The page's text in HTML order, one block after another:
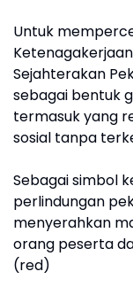
Untuk
Sejahterakan
sebagai bentuk
termasuk yang
sosial tanpa
Sebagai simbol
perlindungan
menyerahkan
orang peserta
(red)